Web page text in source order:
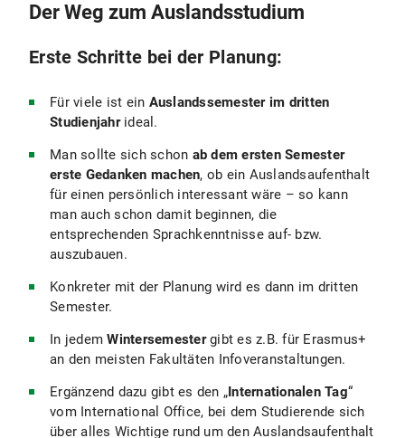
Der Weg zum Auslandsstudium
Erste Schritte bei der Planung:
Für viele ist ein Auslandssemester im dritten
Studienjahrideal.
Man sollte sich schon ab dem ersten Semester
erste Gedanken machen, ob ein Auslandsaufenthalt
für einen persönlich interessant wäre – so kann
man auch schon damit beginnen, die
entsprechenden Sprachkenntnisse auf- bzw.
auszubauen.
Konkreter mit der Planung wird es dann im dritten
Semester.
In jedemWintersemestergibt es z.B. für Erasmus+
an den meisten Fakultäten Infoveranstaltungen.
Ergänzend dazu gibt es den „Internationalen Tag“
vom International Office, bei dem Studierende sich
über alles Wichtige rund um den Auslandsaufenthalt